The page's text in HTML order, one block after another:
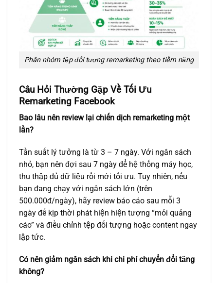
Phân nhóm tệp đối tượng remarketing theo tiềm năng
Câu Hỏi Thường Gặp Về Tối Ưu
Remarketing Facebook
Bao lâu nên review lại chiến dịch remarketing một
lần?
Tần suất lý tưởng là từ 3 – 7 ngày. Với ngân sách
nhỏ, bạn nên đợi sau 7 ngày để hệ thống máy học,
thu thập đủ dữ liệu rồi mới tối ưu. Tuy nhiên, nếu
bạn đang chạy với ngân sách lớn (trên
500.000đ/ngày), hãy review báo cáo sau mỗi 3
ngày để kịp thời phát hiện hiện tượng “mỏi quảng
cáo” và điều chỉnh tệp đối tượng hoặc content ngay
lập tức.
Có nên giảm ngân sách khi chi phí chuyển đổi tăng
không?